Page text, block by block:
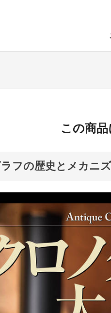
この商
フの歴史とメカニ